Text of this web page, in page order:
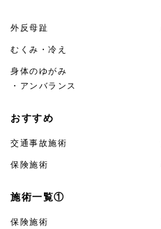
外反母趾
むくみ・冷え
身体のゆがみ
・アンバランス
おすすめ
交通事故施術
保険施術
施術一覧①
保険施術